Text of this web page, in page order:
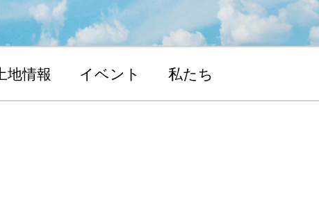
地情報 イベント 私たち